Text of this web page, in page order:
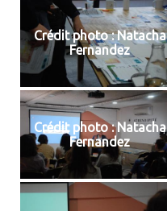
Crédit photo : Natacha
Fernandez
Crédit photo : Natacha
Fernandez